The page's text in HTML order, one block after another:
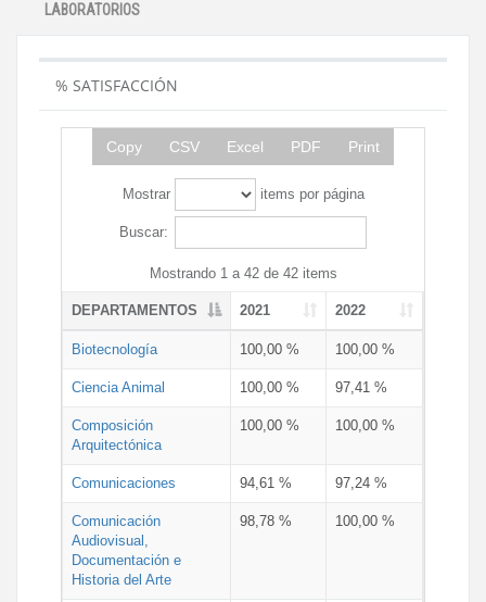
LABORATORIOS
% SATISFACCIÓN
Copy CSV Excel PDF Print
Mostrar items por página
Buscar:
Mostrando 1 a 42 de 42 items
DEPARTAMENTOS 2021 2022
Biotecnología 100,00 % 100,00 %
Ciencia Animal 100,00 % 97,41 %
Composición
Arquitectónica
100,00 % 100,00 %
Comunicaciones 94,61 % 97,24 %
Comunicación
Audiovisual,
Documentación e
Historia del Arte
98,78 % 100,00 %